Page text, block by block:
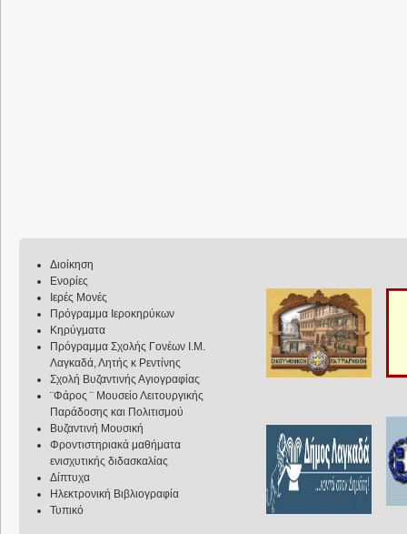
Διοίκηση
Ενορίες
Ιερές Μονές
Πρόγραμμα Ιεροκηρύκων
Κηρύγματα
Πρόγραμμα Σχολής Γονέων Ι.Μ.
Λαγκαδά, Λητής κ Ρεντίνης
Σχολή Βυζαντινής Αγιογραφίας
¨Φάρος ¨ Μουσείο Λειτουργικής
Παράδοσης και Πολιτισμού
Βυζαντινή Μουσική
Φροντιστηριακά μαθήματα
ενισχυτικής διδασκαλίας
Δίπτυχα
Ηλεκτρονική Βιβλιογραφία
Τυπικό